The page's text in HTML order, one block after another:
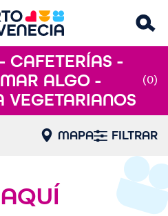
CAFETERÍAS -
ALGO -
VEGETARIANOS
(0)
MAPA FILTRAR